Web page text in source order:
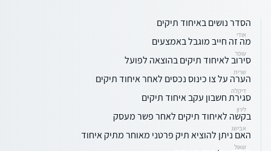
הסדר נושים באיחוד תיקים
אודי
מה זה חייב מוגבל באמצעים
עופר
סירוב לאיחוד תיקים בהוצאה לפועל
שרית
הערה על צו כינוס נכסים לאחר איחוד תיקים
דיקלה
סגירת חשבון עקב איחוד תיקים
לירון
בקשה לאיחוד תיקים לאחר פשר מעסק
אבישג
האם ניתן להוציא תיק פרטני מאוחר מתיק איחוד
שאול